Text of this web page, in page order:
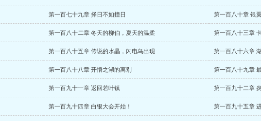
第一百七十九章 择日不如撞日 第一百八十章 银
第一百八十二章 冬天的柳伯，夏天的温柔 第一百八十三章
第一百八十五章 传说的水晶，闪电鸟出现 第一百八十六章
第一百八十八章 开悟之湖的离别 第一百八十九章
第一百九十一章 返回若叶镇 第一百九十二章
第一百九十四章 白银大会开始！ 第一百九十五章